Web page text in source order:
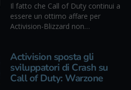
Il fatto che Call of Duty continui a
essere un ottimo affare per
Activision-Blizzard non…
Activision sposta gli
sviluppatori di Crash su
Call of Duty: Warzone